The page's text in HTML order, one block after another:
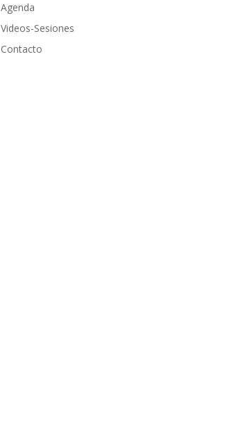
Agenda
Videos-Sesiones
Contacto